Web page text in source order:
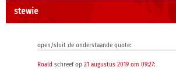
stewie
open/sluit de onderstaande quote:
Roald schreef op 21 augustus 2019 om 09:27: